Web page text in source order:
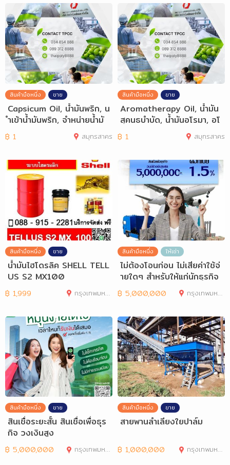
สินค้ามือหนึ่ง ขาย
Capsicum Oil, น้ำมันพริก, น
ำเข้าน้ำมันพริก, จำหน่ายน้ำมั
นพริ
฿ 1 สมุทรสาคร
สินค้ามือหนึ่ง ขาย
Aromatherapy Oil, น้ำมัน
สุคนธบำบัด, น้ำมันอโรมา, อโ
รมาเทอราป
฿ 1 สมุทรสาคร
สินค้ามือหนึ่ง ขาย
น้ำมันไฮโดรลิค SHELL TELL
US S2 MX100
฿ 1,999 กรุงเทพมหานคร
สินค้ามือหนึ่ง ให้เช่า
ไม่ต้องโอนก่อน ไม่เสียค่าใช้จ่
ายใดๆ สำหรับให้แก่นักธุรกิจ
และ
฿ 5,000,000 กรุงเทพมหานคร
สินค้ามือหนึ่ง ขาย
สินเชื่อระยะสั้น สินเชื่อเพื่อธุร
กิจ วงเงินสูง
฿ 5,000,000 กรุงเทพมหานคร
สินค้ามือหนึ่ง ขาย
สายพานลำเลียงใยปาล์ม
฿ 1,000,000 กรุงเทพมหานคร